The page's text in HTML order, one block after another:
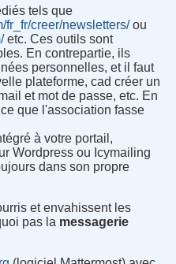
tels que
fr_fr/creer/newsletters/ou
etc. Ces outils sont
En contrepartie, ils
personnelles, et il faut
plateforme, cad créer un
et mot de passe, etc. En
que l'association fasse
à votre portail,
Wordpress ou Icymailing
dans son propre
et envahissent les
pas la messagerie